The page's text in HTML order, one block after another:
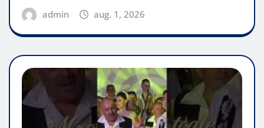
admin aug. 1, 2026